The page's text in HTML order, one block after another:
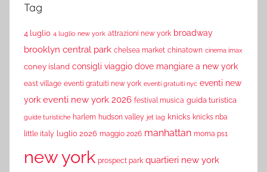
Tag
4 luglio 4 luglio new york attrazioni new york broadway
brooklyn central park chelsea market chinatown cinema imax
coney island consigli viaggio dove mangiare a new york
east village eventi gratuiti new york eventi gratuiti nyc eventi new
york eventi new york 2026 festival musica guida turistica
guide turistiche harlem hudson valley jet lag knicks knicks nba
little italy luglio 2026 maggio 2026 manhattan moma ps1
new york prospect park quartieri new york